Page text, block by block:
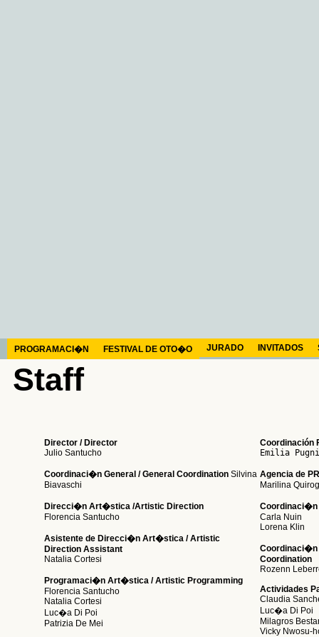
PROGRAMACI�N FESTIVAL DE OTO�O JURADO INVITADOS
Staff
Director / Director
Julio Santucho
Coordinaci�n General / General CoordinationSilvina
Biavaschi
Direcci�n Art�stica /Artistic Direction
Florencia Santucho
Asistente de Direcci�n Art�stica / Artistic
Direction Assistant
Natalia Cortesi
Programaci�n Art�stica / Artistic Programming
Florencia Santucho
Natalia Cortesi
Luc�a Di Poi
Patrizia De Mei
Coordinación
Agencia de
Marilina
Coordinaci�n
Carla Nuin
Lorena Klin
Coordinaci�n
Coordination
Rozenn
Actividades
Claudia
Luc�a Di Poi
Milagros
Vicky Nwosu-